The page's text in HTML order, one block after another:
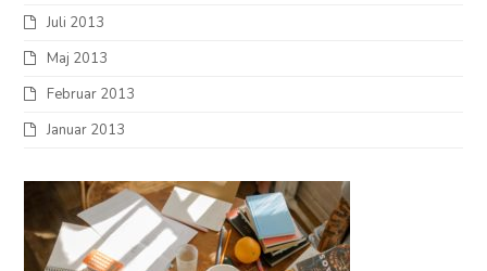
Juli 2013
Maj 2013
Februar 2013
Januar 2013